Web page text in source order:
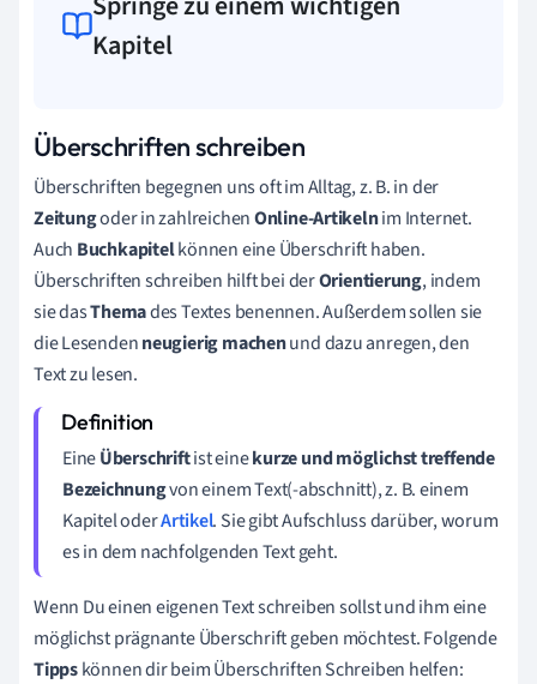
Kapitel
Überschriften schreiben
Überschriften begegnen uns oft im Alltag, z. B. in der
Zeitungoder in zahlreichenOnline-Artikelnim Internet.
Auch Buchkapitelkönnen eine Überschrift haben.
Überschriften schreiben hilft bei derOrientierung, indem
sie dasThemades Textes benennen. Außerdem sollen sie
die Lesendenneugierig machenund dazu anregen, den
Text zu lesen.
EineÜberschriftist einekurze und möglichst treffende
Bezeichnungvon einem Text(-abschnitt), z. B. einem
Kapitel oderArtikel. Sie gibt Aufschluss darüber, worum
es in dem nachfolgenden Text geht.
Wenn Du einen eigenen Text schreiben sollst und ihm eine
möglichst prägnante Überschrift geben möchtest. Folgende
Tippskönnen dir beim Überschriften Schreiben helfen: